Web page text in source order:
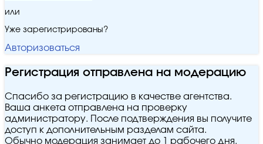
или
Уже зарегистрированы?
Авторизоваться
Регистрация отправлена на модерацию
Спасибо за регистрацию в качестве агентства.
Ваша анкета отправлена на проверку
администратору. После подтверждения вы получите
доступ к дополнительным разделам сайта.
Обычно модерация занимает до 1 рабочего дня.